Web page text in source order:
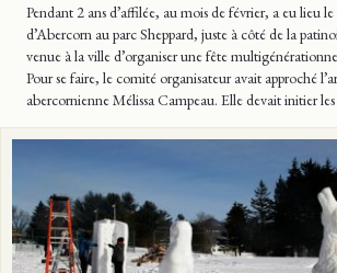
Pendant 2 ans d’affilée, au mois de février, a eu lieu
d’Abercorn au parc Sheppard, juste à côté de la
venue à la ville d’organiser une fête
Pour se faire, le comité organisateur avait approché
abercornienne Mélissa Campeau. Elle devait initier